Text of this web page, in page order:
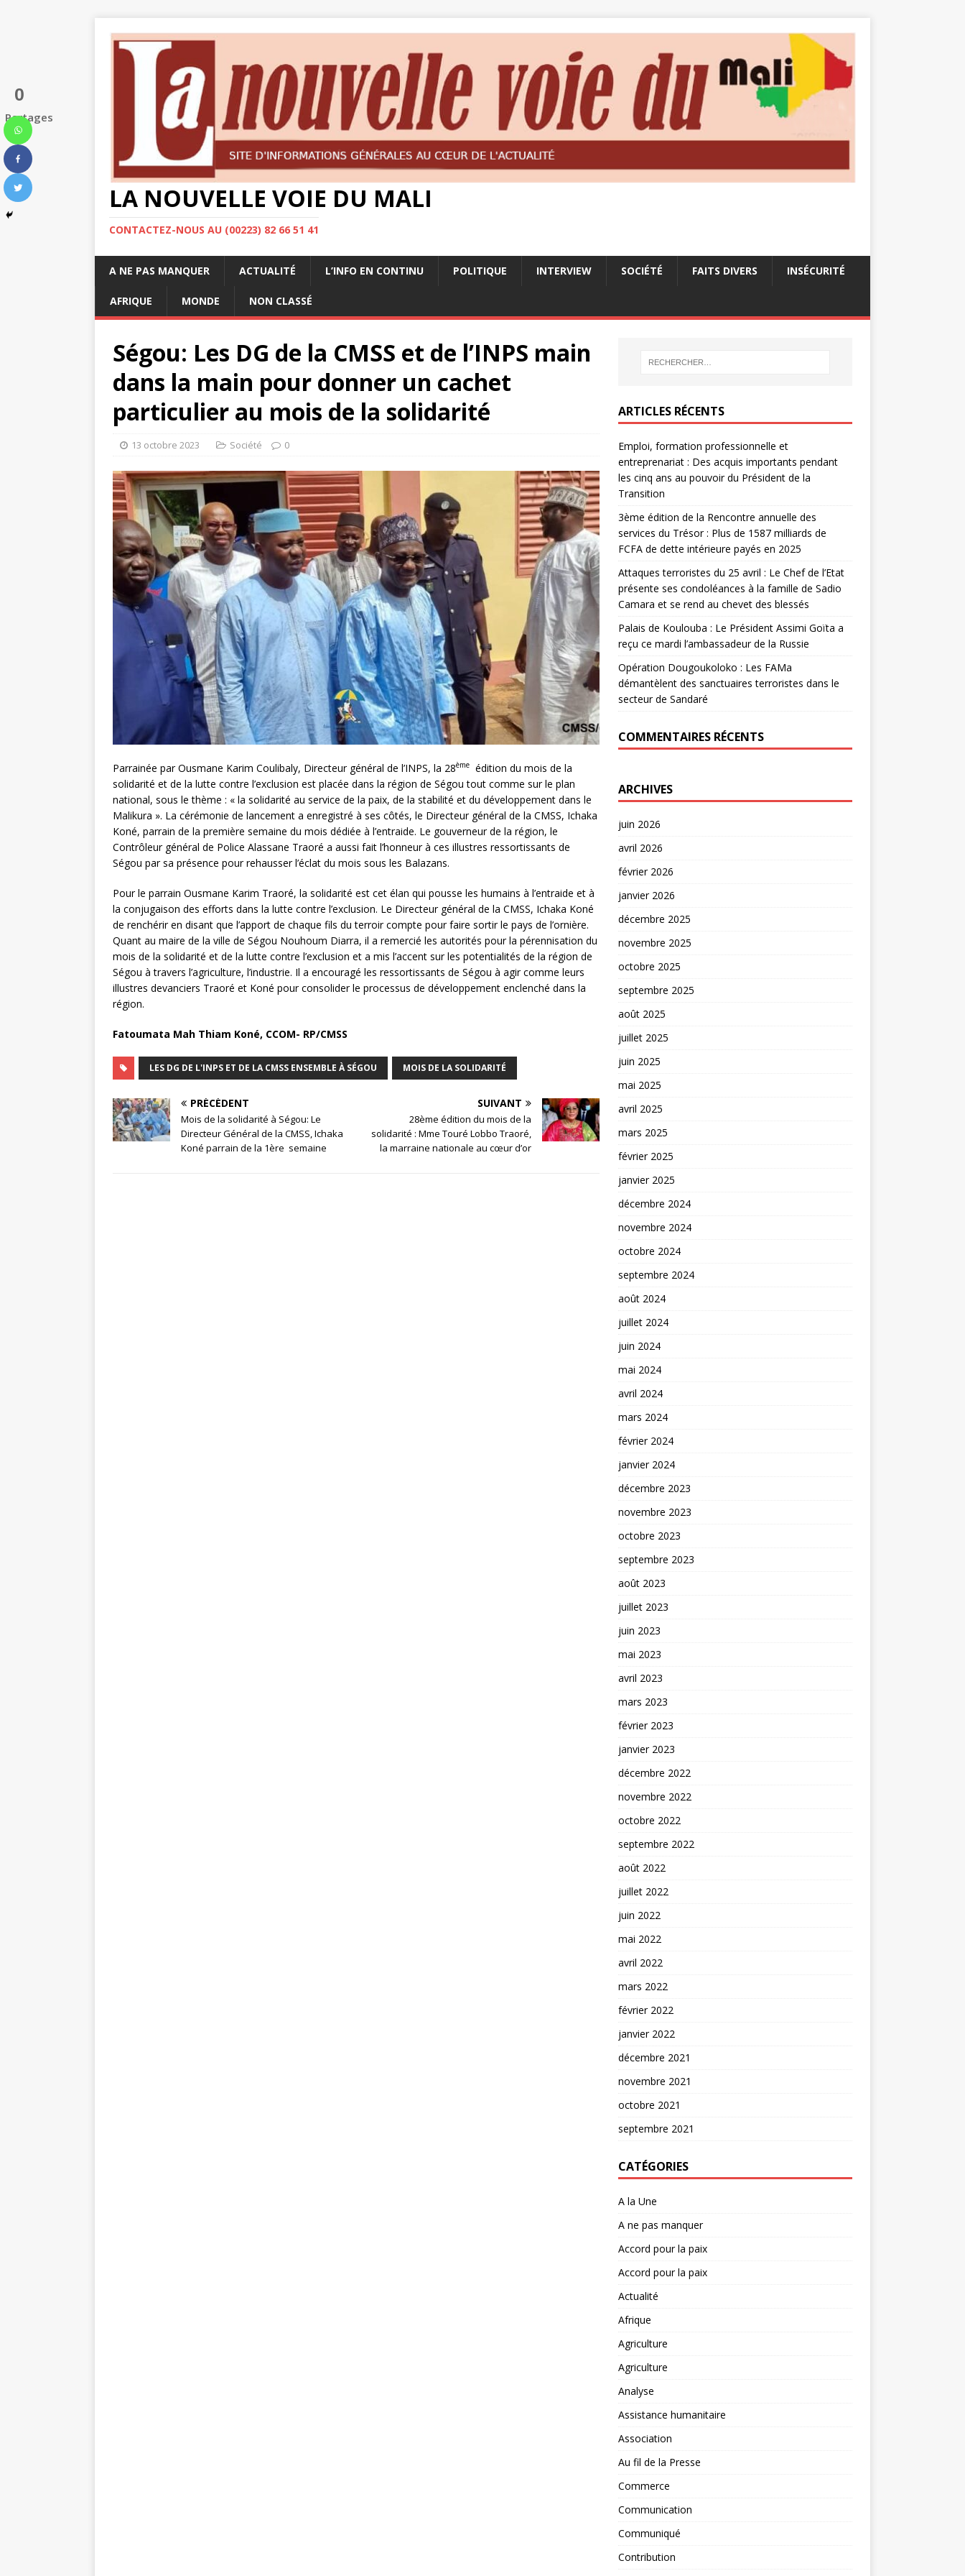
LA NOUVELLE VOIE DU MALI
CONTACTEZ-NOUS AU (00223) 82 66 51 41
A NE PAS MANQUER ACTUALITÉ L’INFO EN CONTINU POLITIQUE INTERVIEW SOCIÉTÉ FAITS DIVERS INSÉCURITÉ
AFRIQUE MONDE NON CLASSÉ
Ségou: Les DG de la CMSS et de l’INPS main
dans la main pour donner un cachet
particulier au mois de la solidarité
13 octobre 2023 Société 0
Parrainée par Ousmane Karim Coulibaly, Directeur général de l’INPS, la 28ème édition du mois de la
solidarité et de la lutte contre l’exclusion est placée dans la région de Ségou tout comme sur le plan
national, sous le thème : « la solidarité au service de la paix, de la stabilité et du développement dans le
Malikura ». La cérémonie de lancement a enregistré à ses côtés, le Directeur général de la CMSS, Ichaka
Koné, parrain de la première semaine du mois dédiée à l’entraide. Le gouverneur de la région, le
Contrôleur général de Police Alassane Traoré a aussi fait l’honneur à ces illustres ressortissants de
Ségou par sa présence pour rehausser l’éclat du mois sous les Balazans.
Pour le parrain Ousmane Karim Traoré, la solidarité est cet élan qui pousse les humains à l’entraide et à
la conjugaison des efforts dans la lutte contre l’exclusion. Le Directeur général de la CMSS, Ichaka Koné
de renchérir en disant que l’apport de chaque fils du terroir compte pour faire sortir le pays de l’ornière.
Quant au maire de la ville de Ségou Nouhoum Diarra, il a remercié les autorités pour la pérennisation du
mois de la solidarité et de la lutte contre l’exclusion et a mis l’accent sur les potentialités de la région de
Ségou à travers l’agriculture, l’industrie. Il a encouragé les ressortissants de Ségou à agir comme leurs
illustres devanciers Traoré et Koné pour consolider le processus de développement enclenché dans la
région.
Fatoumata Mah Thiam Koné, CCOM- RP/CMSS
0
Partages
LES DG DE L'INPS ET DE LA CMSS ENSEMBLE À SÉGOU MOIS DE LA SOLIDARITÉ
PRÉCÉDENT
Mois de la solidarité à Ségou: Le
Directeur Général de la CMSS, Ichaka
Koné parrain de la 1ère semaine
SUIVANT
28ème édition du mois de la
solidarité : Mme Touré Lobbo Traoré,
la marraine nationale au cœur d’or
ARTICLES RÉCENTS
Emploi, formation professionnelle et
entreprenariat : Des acquis importants pendant
les cinq ans au pouvoir du Président de la
Transition
3ème édition de la Rencontre annuelle des
services du Trésor : Plus de 1587 milliards de
FCFA de dette intérieure payés en 2025
Attaques terroristes du 25 avril : Le Chef de l’Etat
présente ses condoléances à la famille de Sadio
Camara et se rend au chevet des blessés
Palais de Koulouba : Le Président Assimi Goïta a
reçu ce mardi l’ambassadeur de la Russie
Opération Dougoukoloko : Les FAMa
démantèlent des sanctuaires terroristes dans le
secteur de Sandaré
COMMENTAIRES RÉCENTS
ARCHIVES
juin 2026
avril 2026
février 2026
janvier 2026
décembre 2025
novembre 2025
octobre 2025
septembre 2025
août 2025
juillet 2025
juin 2025
mai 2025
avril 2025
mars 2025
février 2025
janvier 2025
décembre 2024
novembre 2024
octobre 2024
septembre 2024
août 2024
juillet 2024
juin 2024
mai 2024
avril 2024
mars 2024
février 2024
janvier 2024
décembre 2023
novembre 2023
octobre 2023
septembre 2023
août 2023
juillet 2023
juin 2023
mai 2023
avril 2023
mars 2023
février 2023
janvier 2023
décembre 2022
novembre 2022
octobre 2022
septembre 2022
août 2022
juillet 2022
juin 2022
mai 2022
avril 2022
mars 2022
février 2022
janvier 2022
décembre 2021
novembre 2021
octobre 2021
septembre 2021
CATÉGORIES
A la Une
A ne pas manquer
Accord pour la paix
Accord pour la paix
Actualité
Afrique
Agriculture
Agriculture
Analyse
Assistance humanitaire
Association
Au fil de la Presse
Commerce
Communication
Communiqué
Contribution